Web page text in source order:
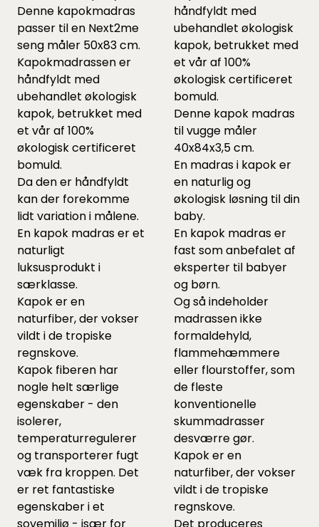
Denne kapokmadras
passer til en Next2me
seng måler 50x83 cm.
Kapokmadrassen er
håndfyldt med
ubehandlet økologisk
kapok, betrukket med
et vår af 100%
økologisk certificeret
bomuld.
Da den er håndfyldt
kan der forekomme
lidt variation i målene.
En kapok madras er et
naturligt
luksusprodukt i
særklasse.
Kapok er en
naturfiber, der vokser
vildt i de tropiske
regnskove.
Kapok fiberen har
nogle helt særlige
egenskaber - den
isolerer,
temperaturregulerer
og transporterer fugt
væk fra kroppen. Det
er ret fantastiske
egenskaber i et
håndfyldt med
ubehandlet økologisk
kapok, betrukket med
et vår af 100%
økologisk certificeret
bomuld.
Denne kapok madras
til vugge måler
40x84x3,5 cm.
En madras i kapok er
en naturlig og
økologisk løsning til din
baby.
En kapok madras er
fast som anbefalet af
eksperter til babyer
og børn.
Og så indeholder
madrassen ikke
formaldehyld,
flammehæmmere
eller flourstoffer, som
de fleste
konventionelle
skummadrasser
desværre gør.
Kapok er en
naturfiber, der vokser
vildt i de tropiske
regnskove.